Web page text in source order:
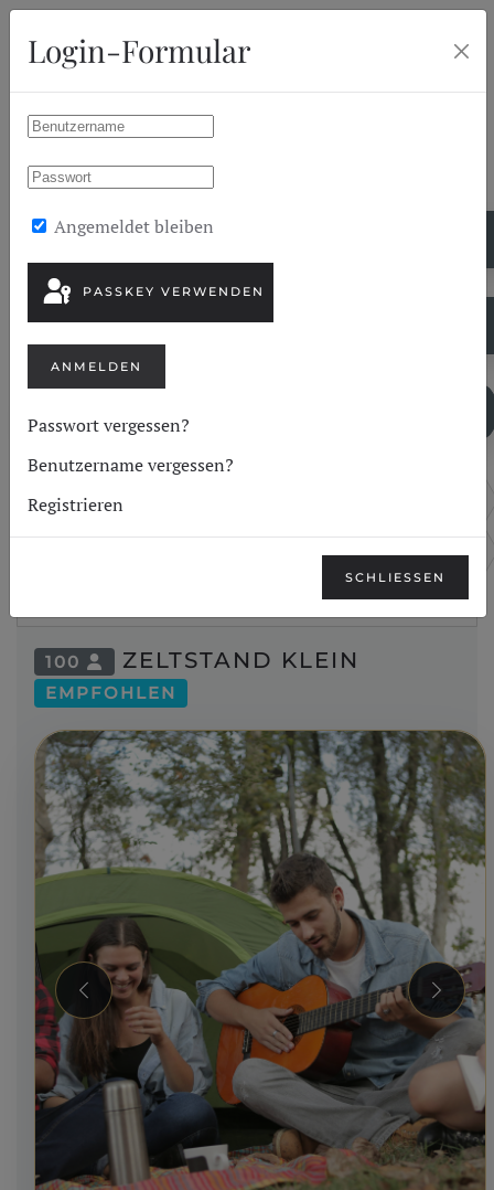
Zum Hauptinhalt springen
Login-Formular
Angemeldet bleiben
PASSKEY VERWENDEN
ANMELDEN
Passwort vergessen?
Benutzername vergessen?
Registrieren
SCHLIESSEN
SR_ASK_FOR_LOGIN_REGISTER
Anreisedatum
Abreisedatum
2 Gastdaten & Zahlung
100 ZELTSTAND KLEIN
EMPFOHLEN
Zurück Weiter